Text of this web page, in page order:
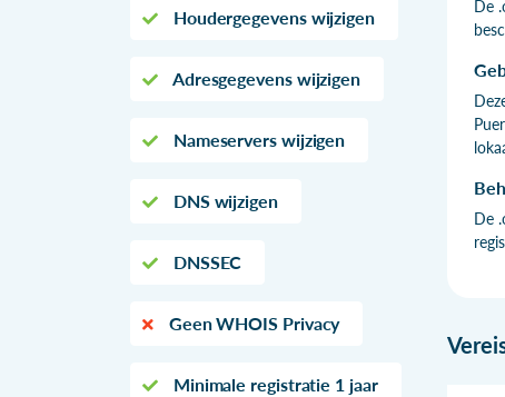
Houdergegevens wijzigen
Adresgegevens wijzigen
Nameservers wijzigen
DNS wijzigen
DNSSEC
Geen WHOIS Privacy
Minimale registratie 1 jaar
De
De